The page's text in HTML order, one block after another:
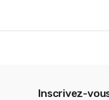
Inscrivez-